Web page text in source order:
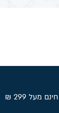
מעל 299 ₪